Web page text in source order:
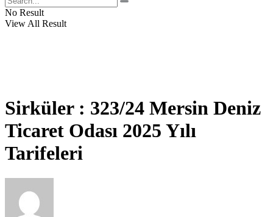
No Result
View All Result
Sirküler : 323/24 Mersin Deniz
Ticaret Odası 2025 Yılı
Tarifeleri